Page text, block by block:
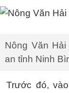
Nông Văn
an tỉnh Ninh
Trước đó,